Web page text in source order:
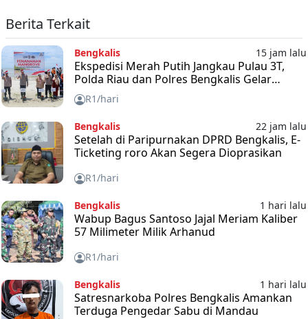
Berita Terkait
Bengkalis 15 jam lalu
Ekspedisi Merah Putih Jangkau Pulau 3T,
Polda Riau dan Polres Bengkalis Gelar
Baksos
R1/hari
Bengkalis 22 jam lalu
Setelah di Paripurnakan DPRD Bengkalis, E-
Ticketing roro Akan Segera Dioprasikan
R1/hari
Bengkalis 1 hari lalu
Wabup Bagus Santoso Jajal Meriam Kaliber
57 Milimeter Milik Arhanud
R1/hari
Bengkalis 1 hari lalu
Satresnarkoba Polres Bengkalis Amankan
Terduga Pengedar Sabu di Mandau